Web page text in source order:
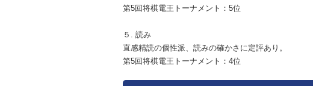
第5回将棋電王トーナメント：5位
５. 読み
直感精読の個性派、読みの確かさに定評あり。
第5回将棋電王トーナメント：4位